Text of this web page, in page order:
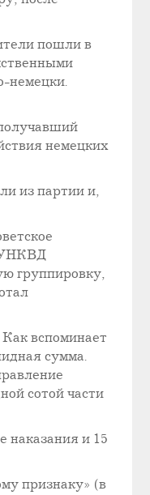
пошли в
немецки.
немецких
из партии и,
УНКВД
группировку,
вспоминает
сумма.
сотой части
наказания и 15
признаку» (в